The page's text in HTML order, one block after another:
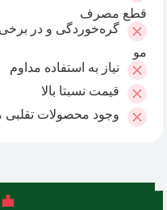
قطع مصرف
گره‌خوردگی و در
مو
نیاز به استفاده مداوم
قیمت نسبتا بالا
وجود محصولات تقلبی